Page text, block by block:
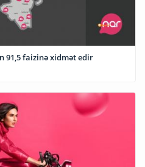
91,5 faizinə xidmət edir